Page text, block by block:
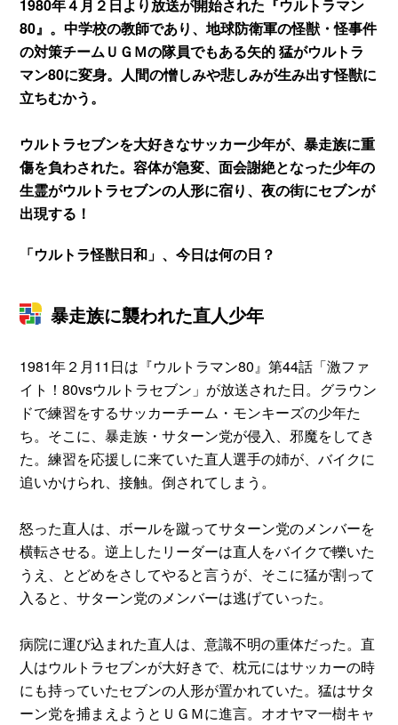
1980年４月２日より放送が開始された『ウルトラマン
80』。中学校の教師であり、地球防衛軍の怪獣・怪事件
の対策チームＵＧＭの隊員でもある矢的 猛がウルトラ
マン80に変身。人間の憎しみや悲しみが生み出す怪獣に
立ちむかう。
ウルトラセブンを大好きなサッカー少年が、暴走族に重
傷を負わされた。容体が急変、面会謝絶となった少年の
生霊がウルトラセブンの人形に宿り、夜の街にセブンが
出現する！
「ウルトラ怪獣日和」、今日は何の日？
暴走族に襲われた直人少年
1981年２月11日は『ウルトラマン80』第44話「激ファ
イト！80vsウルトラセブン」が放送された日。グラウン
ドで練習をするサッカーチーム・モンキーズの少年た
ち。そこに、暴走族・サターン党が侵入、邪魔をしてき
た。練習を応援しに来ていた直人選手の姉が、バイクに
追いかけられ、接触。倒されてしまう。
怒った直人は、ボールを蹴ってサターン党のメンバーを
横転させる。逆上したリーダーは直人をバイクで轢いた
うえ、とどめをさしてやると言うが、そこに猛が割って
入ると、サターン党のメンバーは逃げていった。
病院に運び込まれた直人は、意識不明の重体だった。直
人はウルトラセブンが大好きで、枕元にはサッカーの時
にも持っていたセブンの人形が置かれていた。猛はサタ
ーン党を捕まえようとＵＧＭに進言。オオヤマ一樹キャ